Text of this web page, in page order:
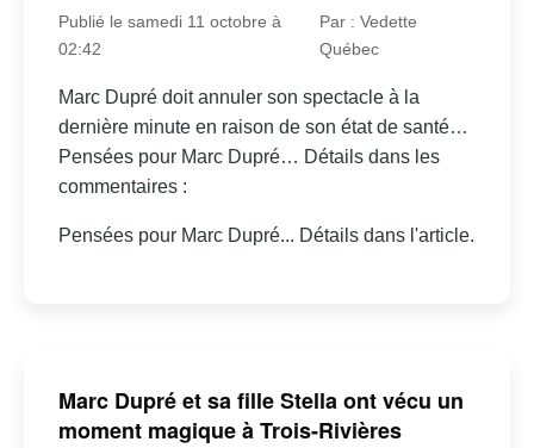
Publié le samedi 11 octobre à
02:42
Par : Vedette
Québec
Marc Dupré doit annuler son spectacle à la
dernière minute en raison de son état de santé…
Pensées pour Marc Dupré… Détails dans les
commentaires :
Pensées pour Marc Dupré... Détails dans l'article.
Marc Dupré et sa fille Stella ont vécu un
moment magique à Trois-Rivières